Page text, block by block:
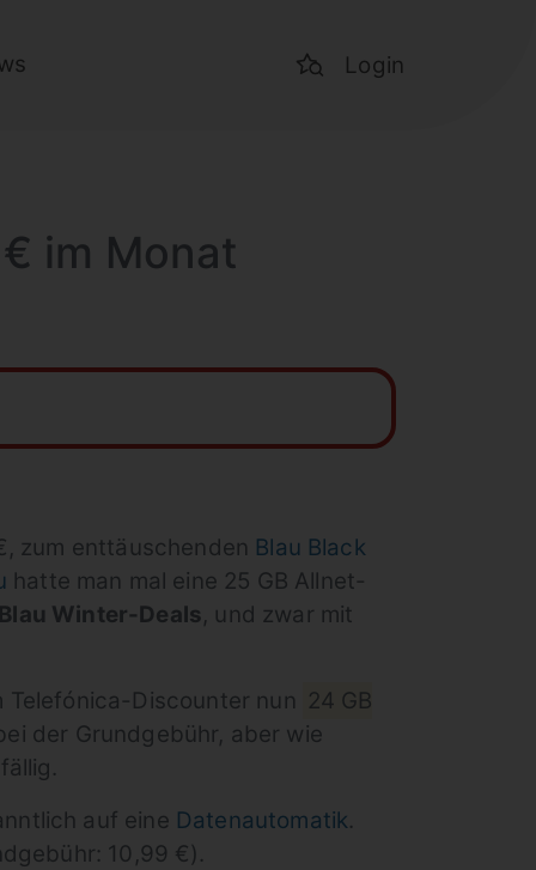
Login
im Monat
zum enttäuschenden Blau Black
hatte man mal eine 25 GB Allnet-
Blau Winter-Deals, und zwar mit
Discounter nun 24 GB
der Grundgebühr, aber wie
auf eine Datenautomatik.
10,99 €).